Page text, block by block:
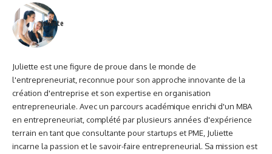
Juliette
Juliette est une figure de proue dans le monde de
l'entrepreneuriat, reconnue pour son approche innovante de la
création d'entreprise et son expertise en organisation
entrepreneuriale. Avec un parcours académique enrichi d'un MBA
en entrepreneuriat, complété par plusieurs années d'expérience
terrain en tant que consultante pour startups et PME, Juliette
incarne la passion et le savoir-faire entrepreneurial. Sa mission est